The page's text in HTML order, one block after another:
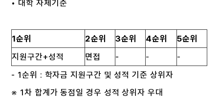
◦ 대학 자체기준
1순위 2순위 3순위 4순위 5순위
지원구간+성적
면접 - -
-
- 1순위 : 학자금 지원구간 및 성적 기준 상위자
※ 1차 합계가 동점일 경우 성적 상위자 우대